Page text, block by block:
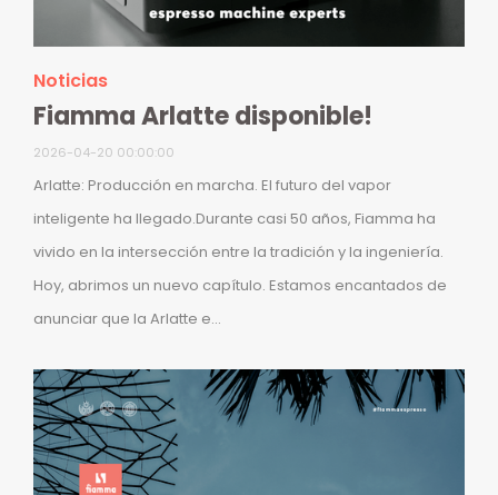
Noticias
Fiamma Arlatte disponible!
2026-04-20 00:00:00
Arlatte: Producción en marcha. El futuro del vapor
inteligente ha llegado.Durante casi 50 años, Fiamma ha
vivido en la intersección entre la tradición y la ingeniería.
Hoy, abrimos un nuevo capítulo. Estamos encantados de
anunciar que la Arlatte e...